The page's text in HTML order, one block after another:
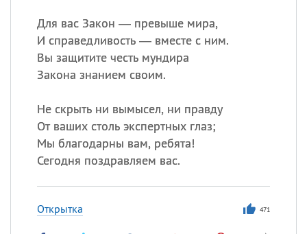
Для вас Закон — превыше мира,
И справедливость — вместе с ним.
Вы защитите честь мундира
Закона знанием своим.
Не скрыть ни вымысел, ни правду
От ваших столь экспертных глаз;
Мы благодарны вам, ребята!
Сегодня поздравляем вас.
Открытка 471
ИМЕНА
Сегодня празднуют именины
Анна
Посмотреть значение